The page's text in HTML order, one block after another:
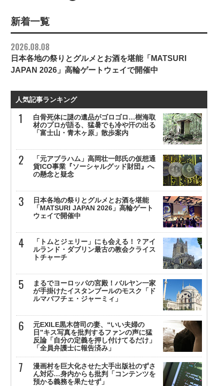
新着一覧
2026.08.08
日本各地の祭りとグルメとお酒を堪能「MATSURI
JAPAN 2026」高輪ゲートウェイで開催中
人気記事ランキング
白骨死体に謎の遺品がゴロゴロ…樹海取
材のプロが語る、猛暑でも冷や汗の出る
「富士山・青木ヶ原」散歩案内
「元アブラハム」高岡壮一郎氏の仮想通
貨ICO事業『ソーシャルグッド財団』へ
の懸念と疑念
日本各地の祭りとグルメとお酒を堪能
「MATSURI JAPAN 2026」高輪ゲート
ウェイで開催中
「トムとジェリー」にも会える！？アイ
ルランド・ダブリン最古の教会クライス
トチャーチ
まるでヨーロッパの宮殿！バルヤン一家
が手掛けたイスタンブールのモスク「ド
ルマバフチェ・ジャーミィ」
元EXILE黒木啓司の妻、“いい夫婦の
日”キス写真を批判するファンの声に猛
反論「自分の定義を押し付けてるだけ」
「全員弁護士に報告済み」
漫画村を巨大化させた大手出版社のずさ
ん対応…身内からも批判「コンテンツを
預かる義務を果たせず」